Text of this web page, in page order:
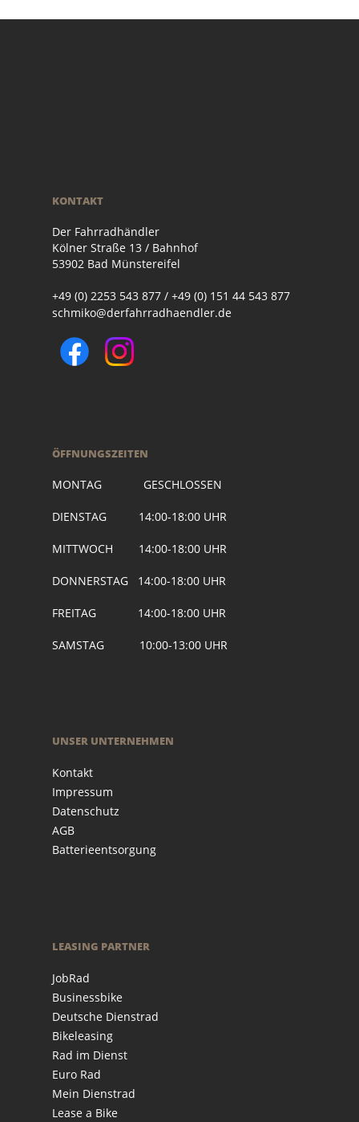
KONTAKT
Der Fahrradhändler
Kölner Straße 13 / Bahnhof
53902 Bad Münstereifel
+49 (0) 2253 543 877 / +49 (0) 151 44 543 877
schmiko@derfahrradhaendler.de
ÖFFNUNGSZEITEN
MONTAG GESCHLOSSEN
DIENSTAG 14:00-18:00 UHR
MITTWOCH 14:00-18:00 UHR
DONNERSTAG 14:00-18:00 UHR
FREITAG 14:00-18:00 UHR
SAMSTAG 10:00-13:00 UHR
UNSER UNTERNEHMEN
Kontakt
Impressum
Datenschutz
AGB
Batterieentsorgung
LEASING PARTNER
JobRad
Businessbike
Deutsche Dienstrad
Bikeleasing
Rad im Dienst
Euro Rad
Mein Dienstrad
Lease a Bike